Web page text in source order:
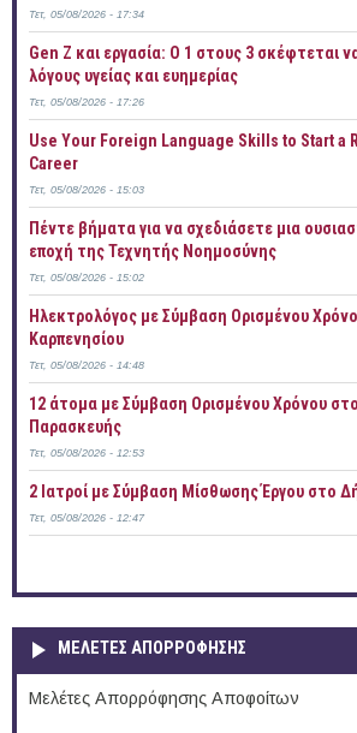
Τετ, 05/08/2026 - 17:34
Gen Z και εργασία: Ο 1 στους 3 σκέφτεται
λόγους υγείας και ευημερίας
Τετ, 05/08/2026 - 17:26
Use Your Foreign Language Skills to Start a
Career
Τετ, 05/08/2026 - 15:03
Πέντε βήματα για να σχεδιάσετε μια
εποχή της Τεχνητής Νοημοσύνης
Τετ, 05/08/2026 - 15:02
Ηλεκτρολόγος με Σύμβαση Ορισμένου
Καρπενησίου
Τετ, 05/08/2026 - 14:48
12 άτομα με Σύμβαση Ορισμένου Χρόνου
Παρασκευής
Τετ, 05/08/2026 - 12:53
2 Ιατροί με Σύμβαση Μίσθωσης Έργου στο
Τετ, 05/08/2026 - 12:47
ΜΕΛΕΤΕΣ ΑΠΟΡΡΟΦΗΣΗΣ
Μελέτες Απορρόφησης Αποφοίτων